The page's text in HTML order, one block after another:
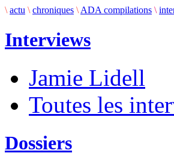
\ actu \ chroniques \ ADA compilations \
Interviews
Jamie Lidell
Toutes les
Dossiers